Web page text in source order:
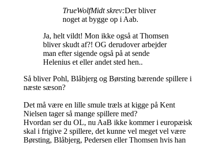
TrueWolfMidt skrev:Der bliver
noget at bygge op i Aab.
Ja, helt vildt! Mon ikke også at Thomsen
bliver skudt af?! OG derudover arbejder
man efter sigende også på at sende
Helenius et eller andet sted hen..
Så bliver Pohl, Blåbjerg og Børsting bærende spillere i
næste sæson?
Det må være en lille smule træls at kigge på Kent
Nielsen tager så mange spillere med?
Hvordan ser du OL, nu AaB ikke kommer i europæisk
skal i frigive 2 spillere, det kunne vel meget vel være
Børsting, Blåbjerg, Pedersen eller Thomsen hvis han